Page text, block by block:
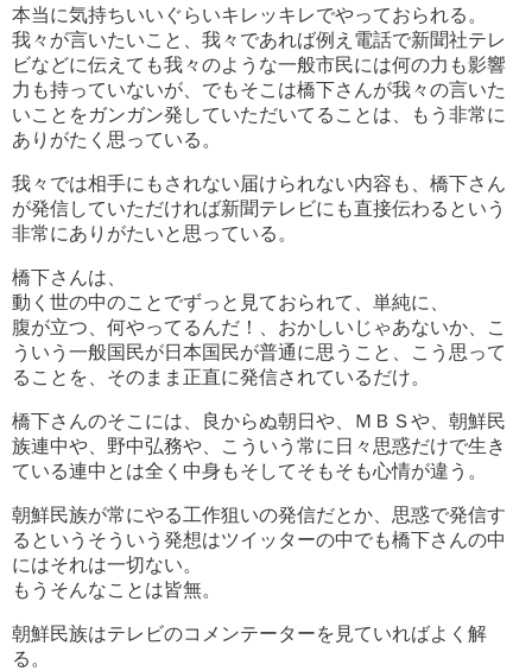
本当に気持ちいいぐらいキレッキレでやっておられる。
我々が言いたいこと、我々であれば例え電話で新聞社テレ
ビなどに伝えても我々のような一般市民には何の力も影響
力も持っていないが、でもそこは橋下さんが我々の言いた
いことをガンガン発していただいてることは、もう非常に
ありがたく思っている。
我々では相手にもされない届けられない内容も、橋下さん
が発信していただければ新聞テレビにも直接伝わるという
非常にありがたいと思っている。
橋下さんは、
動く世の中のことでずっと見ておられて、単純に、
腹が立つ、何やってるんだ！、おかしいじゃあないか、こ
ういう一般国民が日本国民が普通に思うこと、こう思って
ることを、そのまま正直に発信されているだけ。
橋下さんのそこには、良からぬ朝日や、ＭＢＳや、朝鮮民
族連中や、野中弘務や、こういう常に日々思惑だけで生き
ている連中とは全く中身もそしてそもそも心情が違う。
朝鮮民族が常にやる工作狙いの発信だとか、思惑で発信す
るというそういう発想はツイッターの中でも橋下さんの中
にはそれは一切ない。
もうそんなことは皆無。
朝鮮民族はテレビのコメンテーターを見ていればよく解
る。